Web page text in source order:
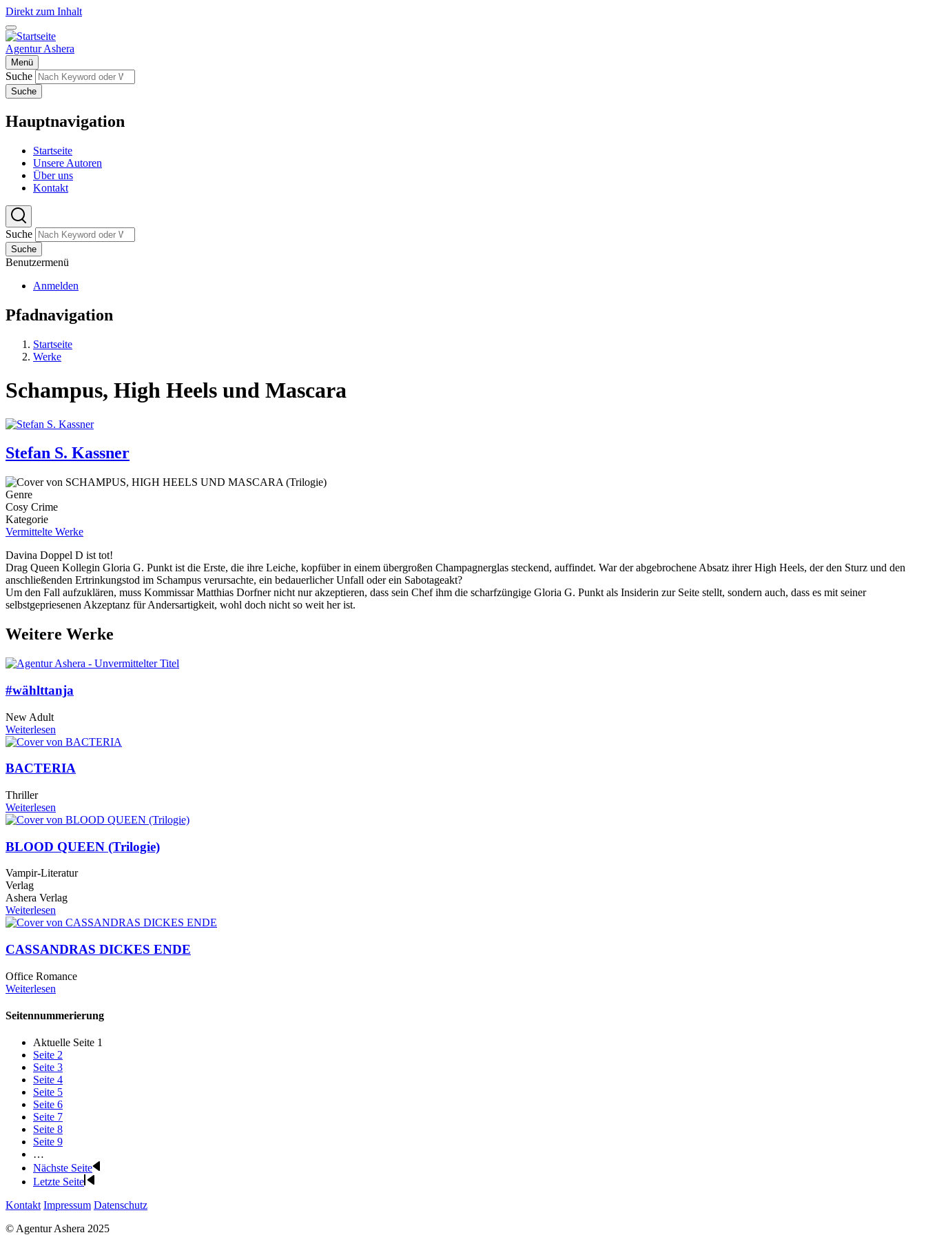
Direkt zum Inhalt
Agentur Ashera
Menü
Suche
Suche
Hauptnavigation
Startseite
Unsere Autoren
Über uns
Kontakt
Suche
Suche
Benutzermenü
Anmelden
Pfadnavigation
Startseite
Werke
Schampus, High Heels und Mascara
Stefan S. Kassner
Genre
Cosy Crime
Kategorie
Vermittelte Werke
Davina Doppel D ist tot!
Drag Queen Kollegin Gloria G. Punkt ist die Erste, die ihre Leiche, kopfüber in einem übergroßen Champagnerglas steckend, auffindet. War der abgebrochene Absatz ihrer High Heels, der den Sturz und den
anschließenden Ertrinkungstod im Schampus verursachte, ein bedauerlicher Unfall oder ein Sabotageakt?
Um den Fall aufzuklären, muss Kommissar Matthias Dorfner nicht nur akzeptieren, dass sein Chef ihm die scharfzüngige Gloria G. Punkt als Insiderin zur Seite stellt, sondern auch, dass es mit seiner
selbstgepriesenen Akzeptanz für Andersartigkeit, wohl doch nicht so weit her ist.
Weitere Werke
#wählttanja
New Adult
Weiterlesen
BACTERIA
Thriller
Weiterlesen
BLOOD QUEEN (Trilogie)
Vampir-Literatur
Verlag
Ashera Verlag
Weiterlesen
CASSANDRAS DICKES ENDE
Office Romance
Weiterlesen
Seitennummerierung
Aktuelle Seite 1
Seite 2
Seite 3
Seite 4
Seite 5
Seite 6
Seite 7
Seite 8
Seite 9
…
Nächste Seite
Letzte Seite
Kontakt Impressum Datenschutz
© Agentur Ashera 2025